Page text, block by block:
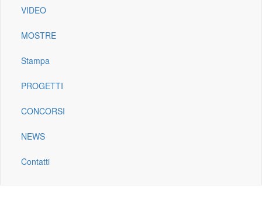
VIDEO
MOSTRE
Stampa
PROGETTI
CONCORSI
NEWS
Contatti